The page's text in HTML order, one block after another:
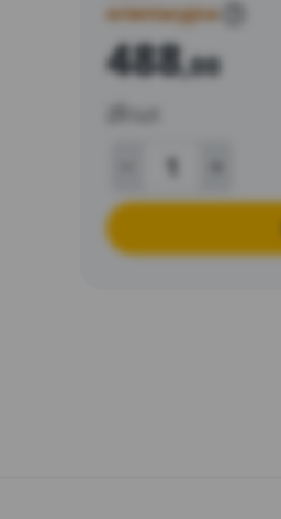
orientacyjna
488,00
zł /szt